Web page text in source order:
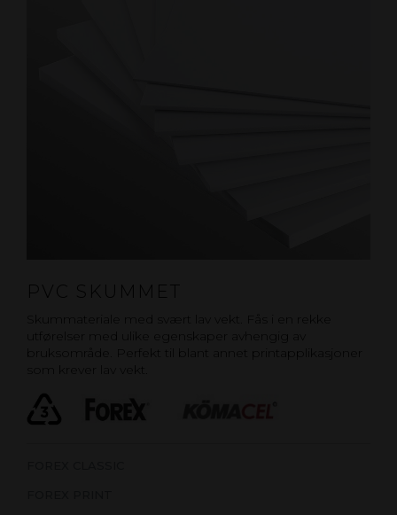
PVC SKUMMET
Skummateriale med svært lav vekt. Fås i en rekke
utførelser med ulike egenskaper avhengig av
bruksområde. Perfekt til blant annet printapplikasjoner
som krever lav vekt.